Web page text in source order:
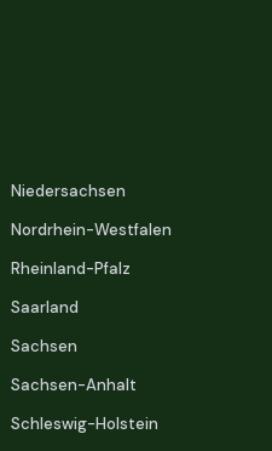
Niedersachsen
Nordrhein-Westfalen
Rheinland-Pfalz
Saarland
Sachsen
Sachsen-Anhalt
Schleswig-Holstein